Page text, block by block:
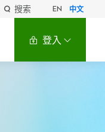
搜索 EN 中文
登入